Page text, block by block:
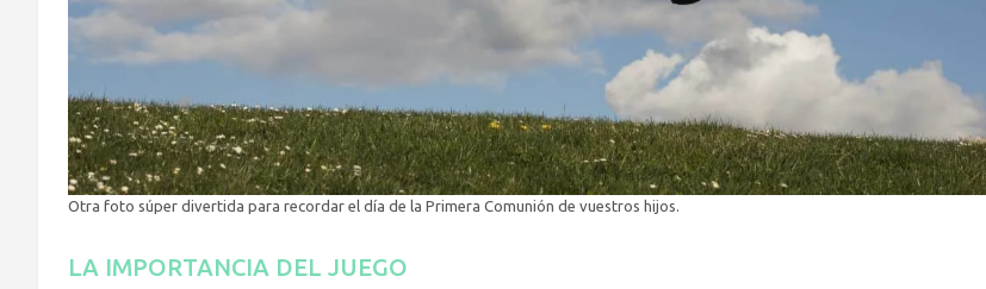
Otra foto súper divertida para recordar el día de la Primera Comunión de vuestros hijos.
LA IMPORTANCIA DEL JUEGO